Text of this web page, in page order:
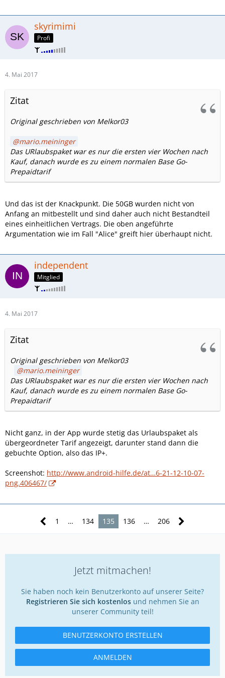
skyrimimi
Profi
4. Mai 2017
Zitat
Original geschrieben von Melkor03
mario.meininger
Das URlaubspaket war es nur die ersten vier Wochen nach
Kauf, danach wurde es zu einem normalen Base Go-
Prepaidtarif
Und das ist der Knackpunkt. Die 50GB wurden nicht von
Anfang an mitbestellt und sind daher auch nicht Bestandteil
eines einheitlichen Vertrags. Die oben angeführte
Argumentation wie im Fall "Alice" greift hier überhaupt nicht.
independent
Mitglied
4. Mai 2017
Zitat
Original geschrieben von Melkor03
mario.meininger
Das URlaubspaket war es nur die ersten vier Wochen nach
Kauf, danach wurde es zu einem normalen Base Go-
Prepaidtarif
Nicht ganz, in der App wurde stetig das Urlaubspaket als
übergeordneter Tarif angezeigt, darunter stand dann die
gebuchte Option, also das IP+.
Screenshot: http://www.android-hilfe.de/at…6-21-12-10-07-
png.406467/
1 … 134 135 136 … 206
Jetzt mitmachen!
Sie haben noch kein Benutzerkonto auf unserer Seite?
Registrieren Sie sich kostenlosund nehmen Sie an
unserer Community teil!
BENUTZERKONTO ERSTELLEN
ANMELDEN